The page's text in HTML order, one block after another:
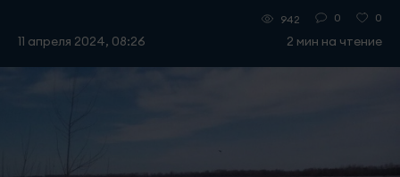
11 апреля 2024, 08:26
942 0 0
2 мин на чтение